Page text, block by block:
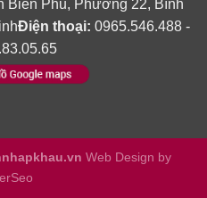
Biên Phủ, Phường 22, Bình
Điện thoại: 0965.546.488 -
Web Design by